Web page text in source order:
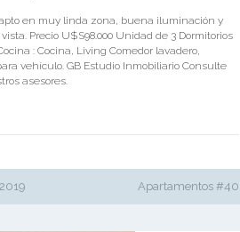
apto en muy linda zona, buena iluminación y
Precio U$S98.000 Unidad de 3 Dormitorios
: Cocina, Living Comedor lavadero,
vehículo. GB Estudio Inmobiliario Consulte
asesores.
Apartamentos #40